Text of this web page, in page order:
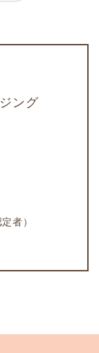
ング
者）